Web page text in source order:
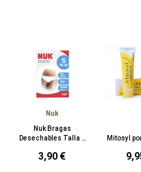
Nuk
Nuk Bragas
Desechables Talla S
3,90 €
Mitosyl